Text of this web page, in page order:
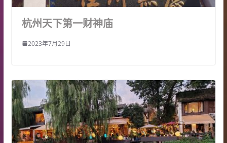
杭州天下第一财神庙
2023年7月29日